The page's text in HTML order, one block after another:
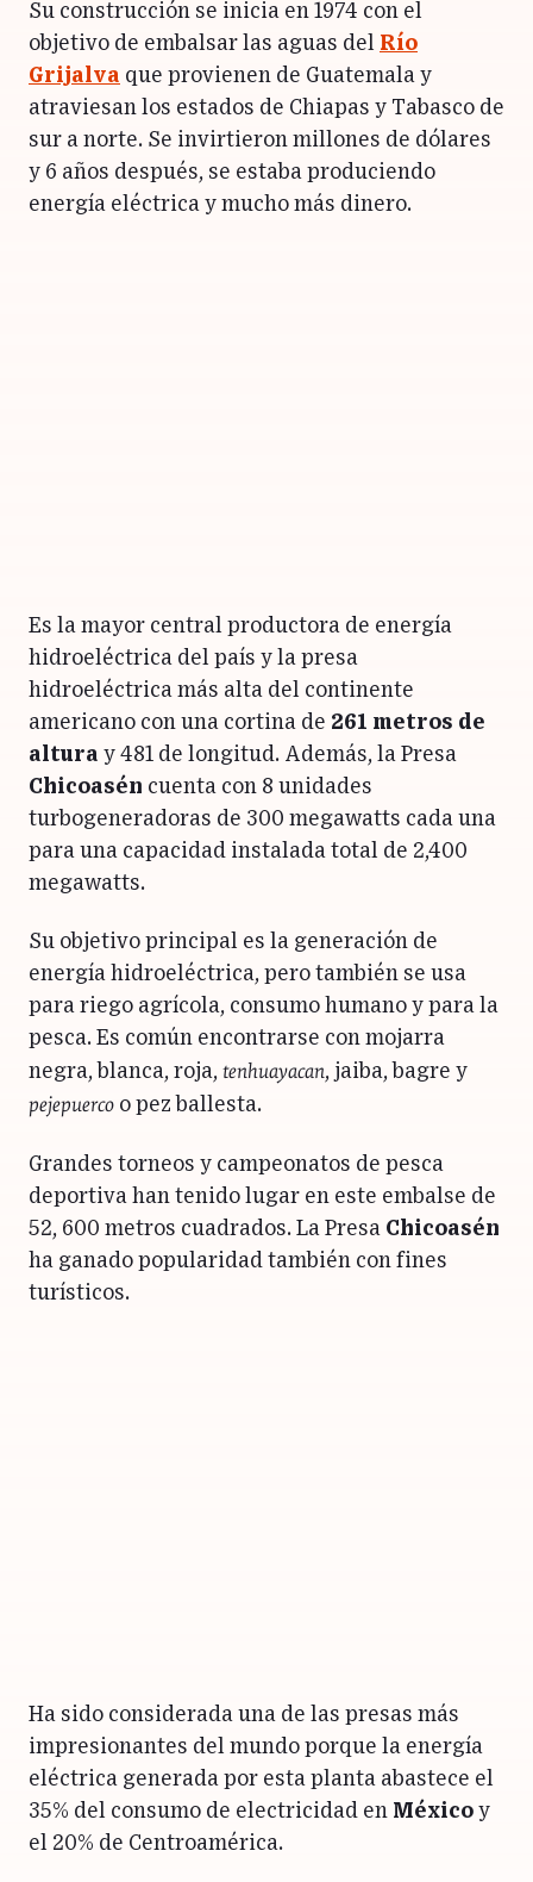
Su construcción se inicia en 1974 con el
objetivo de embalsar las aguas del Río
Grijalva que provienen de Guatemala y
atraviesan los estados de Chiapas y Tabasco de
sur a norte. Se invirtieron millones de dólares
y 6 años después, se estaba produciendo
energía eléctrica y mucho más dinero.
Es la mayor central productora de energía
hidroeléctrica del país y la presa
hidroeléctrica más alta del continente
americano con una cortina de 261 metros de
altura y 481 de longitud. Además, la Presa
Chicoasén cuenta con 8 unidades
turbogeneradoras de 300 megawatts cada una
para una capacidad instalada total de 2,400
megawatts.
Su objetivo principal es la generación de
energía hidroeléctrica, pero también se usa
para riego agrícola, consumo humano y para la
pesca. Es común encontrarse con mojarra
negra, blanca, roja, tenhuayacan, jaiba, bagre y
pejepuerco o pez ballesta.
Grandes torneos y campeonatos de pesca
deportiva han tenido lugar en este embalse de
52, 600 metros cuadrados. La Presa Chicoasén
ha ganado popularidad también con fines
turísticos.
Ha sido considerada una de las presas más
impresionantes del mundo porque la energía
eléctrica generada por esta planta abastece el
35% del consumo de electricidad en México y
el 20% de Centroamérica.